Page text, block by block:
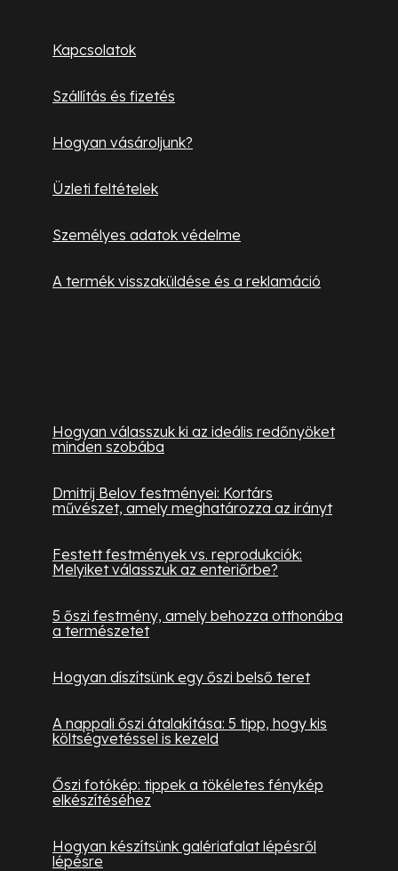
Kapcsolatok
Szállítás és fizetés
Hogyan vásároljunk?
Üzleti feltételek
Személyes adatok védelme
A termék visszaküldése és a reklamáció
Hogyan válasszuk ki az ideális redőnyöket
minden szobába
Dmitrij Belov festményei: Kortárs
művészet, amely meghatározza az irányt
Festett festmények vs. reprodukciók:
Melyiket válasszuk az enteriőrbe?
5 őszi festmény, amely behozza otthonába
a természetet
Hogyan díszítsünk egy őszi belső teret
A nappali őszi átalakítása: 5 tipp, hogy kis
költségvetéssel is kezeld
Őszi fotókép: tippek a tökéletes fénykép
elkészítéséhez
Hogyan készítsünk galériafalat lépésről
lépésre